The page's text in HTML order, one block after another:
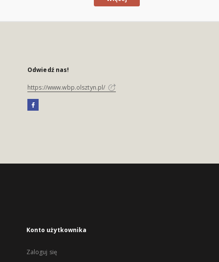
Odwiedź nas!
https://www.wbp.olsztyn.pl/
Konto użytkownika
Zaloguj się